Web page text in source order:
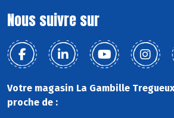
Nous suivre sur
Votre magasin La Gambille
proche de :